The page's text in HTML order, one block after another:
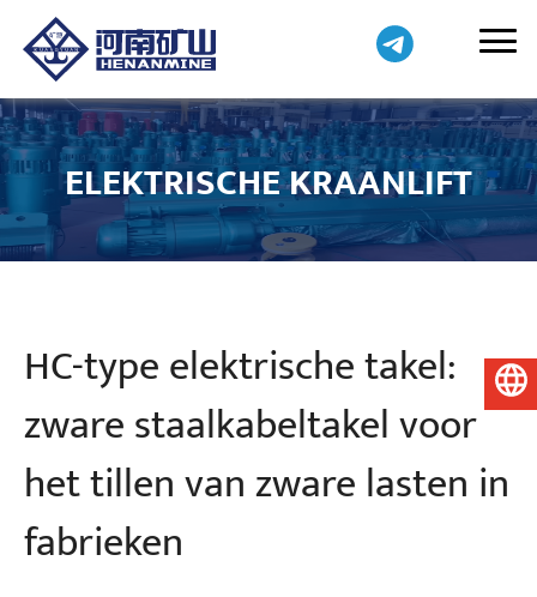
ELEKTRISCHE KRAANLIFT
HC-type elektrische takel:
zware staalkabeltakel voor
het tillen van zware lasten in
fabrieken
Nederlands